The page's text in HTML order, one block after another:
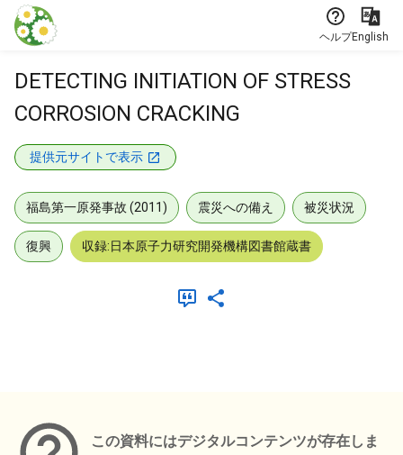
本文に飛ぶ
ヘルプEnglish
DETECTING INITIATION OF STRESS
CORROSION CRACKING
提供元サイトで表示
福島第一原発事故 (2011) 震災への備え 被災状況
復興 収録:日本原子力研究開発機構図書館蔵書
この資料にはデジタルコンテンツが存在しま